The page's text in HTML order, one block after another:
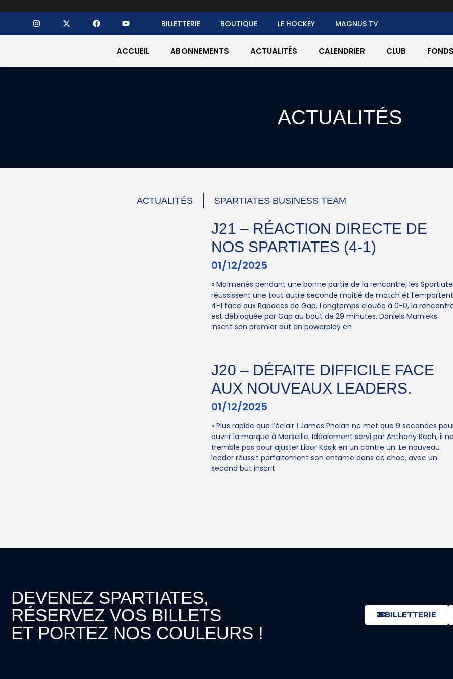
BILLETTERIE BOUTIQUE LE HOCKEY MAGNUS TV
ACCUEIL ABONNEMENTS ACTUALITÉS CALENDRIER CLUB
ACTUALITÉS
ACTUALITÉS SPARTIATES BUSINESS TEAM
J21 – RÉACTION DIRECTE DE
NOS SPARTIATES (4-1)
01/12/2025
« Malmenés pendant une bonne partie de la rencontre, les
réussissent une tout autre seconde moitié de match et l’emportent
4-1 face aux Rapaces de Gap. Longtemps clouée à 0-0, la
est débloquée par Gap au bout de 29 minutes. Daniels Murnieks
inscrit son premier but en powerplay en
J20 – DÉFAITE DIFFICILE FACE
AUX NOUVEAUX LEADERS.
01/12/2025
« Plus rapide que l’éclair ! James Phelan ne met que 9 secondes
ouvrir la marque à Marseille. Idéalement servi par Anthony Rech, il ne
tremble pas pour ajuster Libor Kasik en un contre un. Le nouveau
leader réussit parfaitement son entame dans ce choc, avec un
second but inscrit
DEVENEZ SPARTIATES,
RÉSERVEZ VOS BILLETS
ET PORTEZ NOS COULEURS !
BILLETTERIE